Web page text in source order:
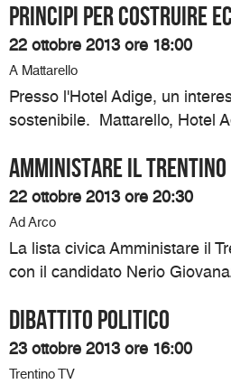
Principi per costruire
22 ottobre 2013 ore 18:00
A Mattarello
Presso l'Hotel Adige, un
sostenibile. Mattarello, Hotel
Amministare il Trentino
22 ottobre 2013 ore 20:30
Ad Arco
La lista civica Amministare il
con il candidato Nerio
Dibattito politico
23 ottobre 2013 ore 16:00
Trentino TV